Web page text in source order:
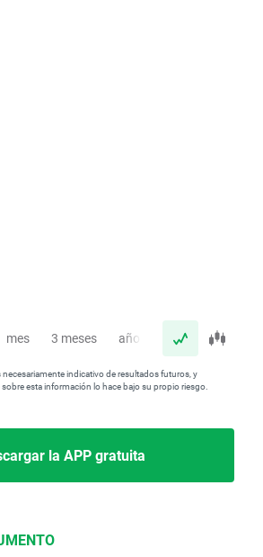
mes 3 meses año
indicativo de resultados futuros, y
esta información lo hace bajo su propio riesgo.
la APP gratuita